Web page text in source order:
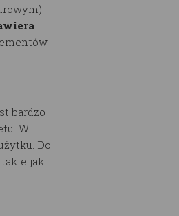
bardzo
W
Do
jak